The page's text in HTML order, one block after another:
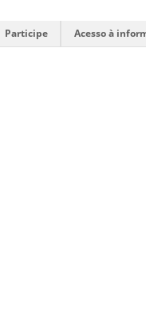
Participe Acesso à